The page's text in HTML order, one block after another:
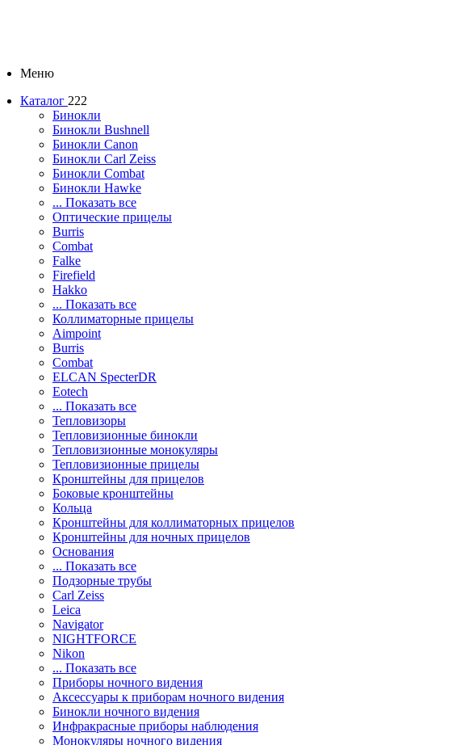
Меню
Каталог 222
Бинокли
Бинокли Bushnell
Бинокли Canon
Бинокли Carl Zeiss
Бинокли Combat
Бинокли Hawke
... Показать все
Оптические прицелы
Burris
Combat
Falke
Firefield
Hakko
... Показать все
Коллиматорные прицелы
Aimpoint
Burris
Combat
ELCAN SpecterDR
Eotech
... Показать все
Тепловизоры
Тепловизионные бинокли
Тепловизионные монокуляры
Тепловизионные прицелы
Кронштейны для прицелов
Боковые кронштейны
Кольца
Кронштейны для коллиматорных прицелов
Кронштейны для ночных прицелов
Основания
... Показать все
Подзорные трубы
Carl Zeiss
Leica
Navigator
NIGHTFORCE
Nikon
... Показать все
Приборы ночного видения
Аксессуары к приборам ночного видения
Бинокли ночного видения
Инфракрасные приборы наблюдения
Монокуляры ночного видения